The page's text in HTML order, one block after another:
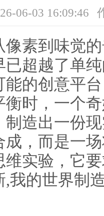
06-03 16:09:46
像素到味觉
已超越了单
能的创意平
衡时，一个
制造出一份
成，而是一
维实验，它
我的世界制